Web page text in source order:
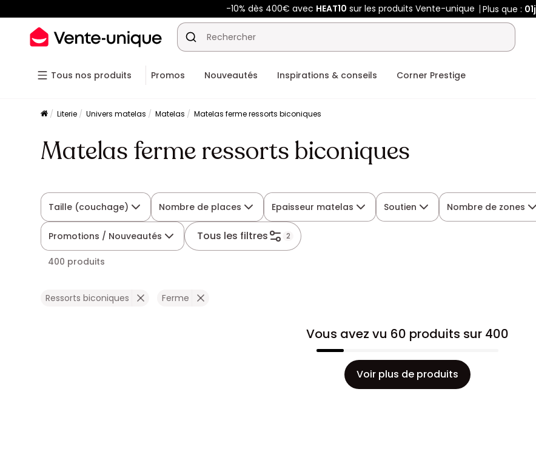
-10% dès 400€ avec HEAT10 sur les produits Vente-unique Plus que : 01j
Tous nos produits Promos Nouveautés Inspirations & conseils Corner Prestige
Literie Univers matelas Matelas Matelas ferme ressorts biconiques
Matelas ferme ressorts biconiques
Taille (couchage) Nombre de places Epaisseur matelas Soutien Nombre de zones
Promotions / Nouveautés Tous les filtres 2
400 produits
Ressorts biconiques Ferme
Vous avez vu 60 produits sur 400
Voir plus de produits